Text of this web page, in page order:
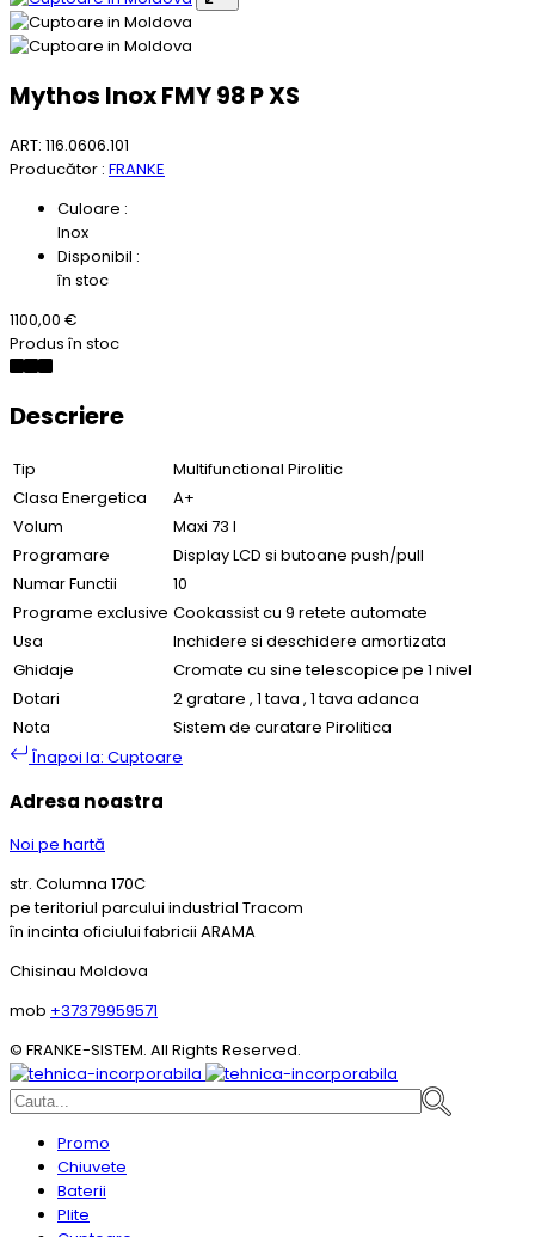
Mythos Inox FMY 98 P XS
ART: 116.0606.101
Producător : FRANKE
Culoare :
Inox
Disponibil :
în stoc
1100,00 €
Produs în stoc
Descriere
Tip
Multifunctional Pirolitic
Clasa Energetica
A+
Volum
Maxi 73 l
Programare
Display LCD si butoane push/pull
Numar Functii
10
Programe exclusive Cookassist cu 9 retete automate
Usa
Inchidere si deschidere amortizata
Ghidaje
Cromate cu sine telescopice pe 1 nivel
Dotari
2 gratare , 1 tava , 1 tava adanca
Nota
Sistem de curatare Pirolitica
Înapoi la: Cuptoare
Adresa noastra
Noi pe hartă
str. Columna 170C
pe teritoriul parcului industrial Tracom
în incinta oficiului fabricii ARAMA
Chisinau Moldova
mob +37379959571
© FRANKE-SISTEM. All Rights Reserved.
Promo
Chiuvete
Baterii
Plite